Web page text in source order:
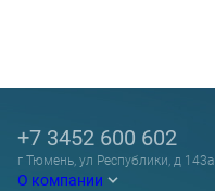
О компании
+7 3452 600 602
г Тюмень, ул Республики, д 143а